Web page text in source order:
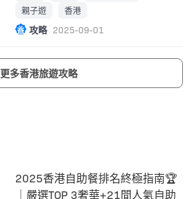
親子遊
香港
攻略 2025-09-01
更多香港旅遊攻略
2025香港自助餐排名終極指南🏆
｜嚴選TOP 3奢華+21間人氣自助